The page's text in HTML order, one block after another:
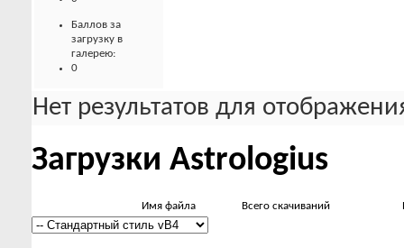
Баллов за
загрузку в
галерею:
0
Нет результатов для
Загрузки Astrologius
Имя файла Всего скачиваний